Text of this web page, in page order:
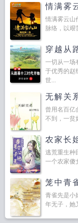
情满雾
情满雾云山
脉络，以艰
穿越从
一切从一
于优秀的赵
世...
无解关
曾用名百亿
不到，一贫
农家长
逃荒重生种
一个农家傻
笼中青
青雀先是小
年无子，她